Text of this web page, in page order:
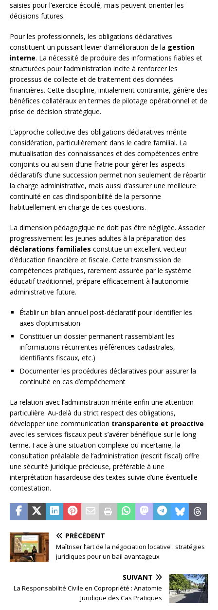
saisies pour l’exercice écoulé, mais peuvent orienter les
décisions futures.
Pour les professionnels, les obligations déclaratives
constituent un puissant levier d’amélioration de la gestion
interne. La nécessité de produire des informations fiables et
structurées pour l’administration incite à renforcer les
processus de collecte et de traitement des données
financières. Cette discipline, initialement contrainte, génère des
bénéfices collatéraux en termes de pilotage opérationnel et de
prise de décision stratégique.
L’approche collective des obligations déclaratives mérite
considération, particulièrement dans le cadre familial. La
mutualisation des connaissances et des compétences entre
conjoints ou au sein d’une fratrie pour gérer les aspects
déclaratifs d’une succession permet non seulement de répartir
la charge administrative, mais aussi d’assurer une meilleure
continuité en cas d’indisponibilité de la personne
habituellement en charge de ces questions.
La dimension pédagogique ne doit pas être négligée. Associer
progressivement les jeunes adultes à la préparation des
déclarations familiales constitue un excellent vecteur
d’éducation financière et fiscale. Cette transmission de
compétences pratiques, rarement assurée par le système
éducatif traditionnel, prépare efficacement à l’autonomie
administrative future.
Établir un bilan annuel post-déclaratif pour identifier les
axes d’optimisation
Constituer un dossier permanent rassemblant les
informations récurrentes (références cadastrales,
identifiants fiscaux, etc.)
Documenter les procédures déclaratives pour assurer la
continuité en cas d’empêchement
La relation avec l’administration mérite enfin une attention
particulière. Au-delà du strict respect des obligations,
développer une communication transparente et proactive
avec les services fiscaux peut s’avérer bénéfique sur le long
terme. Face à une situation complexe ou incertaine, la
consultation préalable de l’administration (rescrit fiscal) offre
une sécurité juridique précieuse, préférable à une
interprétation hasardeuse des textes suivie d’une éventuelle
contestation.
PRÉCÉDENT
Maîtriser l’art de la négociation locative : stratégies
juridiques pour un bail avantageux
SUIVANT
La Responsabilité Civile en Copropriété : Anatomie
Juridique des Cas Pratiques